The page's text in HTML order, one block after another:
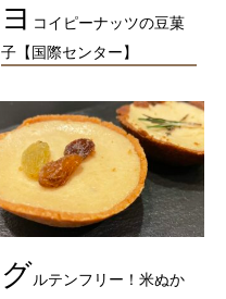
ヨ コイピーナッツの豆菓
子【国際センター】
グルテンフリー！米ぬか